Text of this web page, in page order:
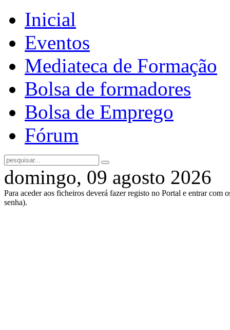
Inicial
Eventos
Mediateca de Formação
Bolsa de formadores
Bolsa de Emprego
Fórum
domingo, 09 agosto 2026
Para aceder aos ficheiros deverá fazer registo no Portal e entrar com
senha).